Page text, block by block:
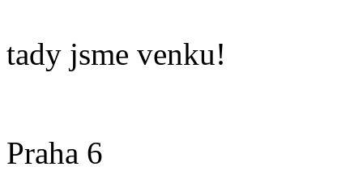
tady jsme venku!
Praha 6